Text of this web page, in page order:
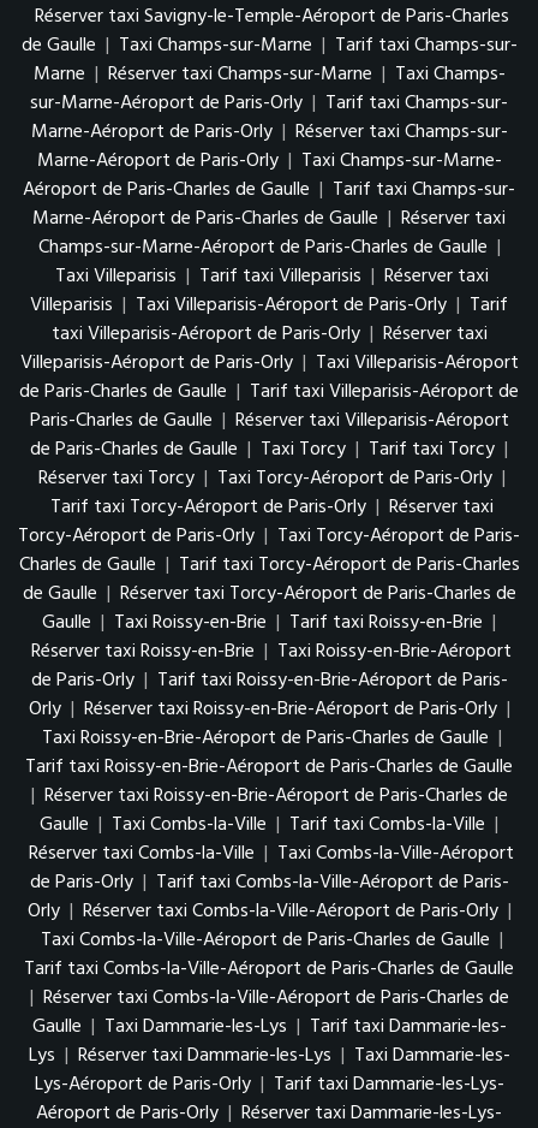
Réserver taxi Savigny-le-Temple-Aéroport de Paris-Charles
de Gaulle | Taxi Champs-sur-Marne | Tarif taxi Champs-sur-
Marne | Réserver taxi Champs-sur-Marne | Taxi Champs-
sur-Marne-Aéroport de Paris-Orly | Tarif taxi Champs-sur-
Marne-Aéroport de Paris-Orly | Réserver taxi Champs-sur-
Marne-Aéroport de Paris-Orly | Taxi Champs-sur-Marne-
Aéroport de Paris-Charles de Gaulle | Tarif taxi Champs-sur-
Marne-Aéroport de Paris-Charles de Gaulle | Réserver taxi
Champs-sur-Marne-Aéroport de Paris-Charles de Gaulle |
Taxi Villeparisis | Tarif taxi Villeparisis | Réserver taxi
Villeparisis | Taxi Villeparisis-Aéroport de Paris-Orly | Tarif
taxi Villeparisis-Aéroport de Paris-Orly | Réserver taxi
Villeparisis-Aéroport de Paris-Orly | Taxi Villeparisis-Aéroport
de Paris-Charles de Gaulle | Tarif taxi Villeparisis-Aéroport de
Paris-Charles de Gaulle | Réserver taxi Villeparisis-Aéroport
de Paris-Charles de Gaulle | Taxi Torcy | Tarif taxi Torcy |
Réserver taxi Torcy | Taxi Torcy-Aéroport de Paris-Orly |
Tarif taxi Torcy-Aéroport de Paris-Orly | Réserver taxi
Torcy-Aéroport de Paris-Orly | Taxi Torcy-Aéroport de Paris-
Charles de Gaulle | Tarif taxi Torcy-Aéroport de Paris-Charles
de Gaulle | Réserver taxi Torcy-Aéroport de Paris-Charles de
Gaulle | Taxi Roissy-en-Brie | Tarif taxi Roissy-en-Brie |
Réserver taxi Roissy-en-Brie | Taxi Roissy-en-Brie-Aéroport
de Paris-Orly | Tarif taxi Roissy-en-Brie-Aéroport de Paris-
Orly | Réserver taxi Roissy-en-Brie-Aéroport de Paris-Orly |
Taxi Roissy-en-Brie-Aéroport de Paris-Charles de Gaulle |
Tarif taxi Roissy-en-Brie-Aéroport de Paris-Charles de Gaulle
| Réserver taxi Roissy-en-Brie-Aéroport de Paris-Charles de
Gaulle | Taxi Combs-la-Ville | Tarif taxi Combs-la-Ville |
Réserver taxi Combs-la-Ville | Taxi Combs-la-Ville-Aéroport
de Paris-Orly | Tarif taxi Combs-la-Ville-Aéroport de Paris-
Orly | Réserver taxi Combs-la-Ville-Aéroport de Paris-Orly |
Taxi Combs-la-Ville-Aéroport de Paris-Charles de Gaulle |
Tarif taxi Combs-la-Ville-Aéroport de Paris-Charles de Gaulle
| Réserver taxi Combs-la-Ville-Aéroport de Paris-Charles de
Gaulle | Taxi Dammarie-les-Lys | Tarif taxi Dammarie-les-
Lys | Réserver taxi Dammarie-les-Lys | Taxi Dammarie-les-
Lys-Aéroport de Paris-Orly | Tarif taxi Dammarie-les-Lys-
Aéroport de Paris-Orly | Réserver taxi Dammarie-les-Lys-